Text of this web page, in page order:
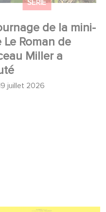
SÉRIE
de la mini-
Le Roman de
Miller a
juillet 2026